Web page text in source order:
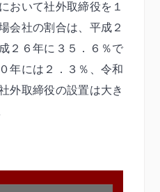
おいて社外取締役を１
会社の割合は、平成２
２６年に３５．６％で
年には２．３％、令和
外取締役の設置は大き